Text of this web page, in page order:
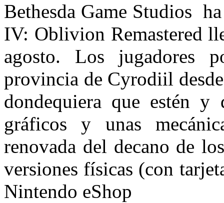
Bethesda Game Studios
IV: Oblivion Remastered
agosto. Los jugadores
provincia de Cyrodiil
dondequiera que estén
gráficos y unas
renovada del decano de
versiones físicas (con
Nintendo eShop